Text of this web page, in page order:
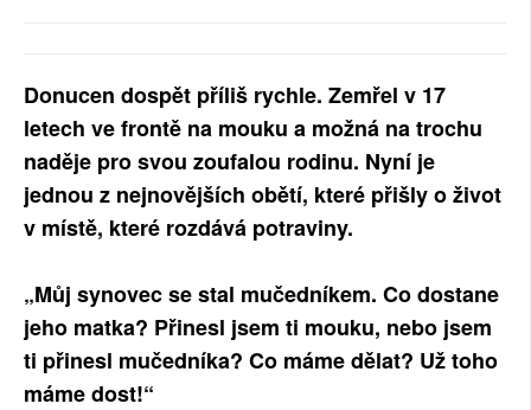
Donucen dospět příliš rychle. Zemřel v 17
letech ve frontě na mouku a možná na trochu
naděje pro svou zoufalou rodinu. Nyní je
jednou z nejnovějších obětí, které přišly o život
v místě, které rozdává potraviny.
„Můj synovec se stal mučedníkem. Co dostane
jeho matka? Přinesl jsem ti mouku, nebo jsem
ti přinesl mučedníka? Co máme dělat? Už toho
máme dost!“